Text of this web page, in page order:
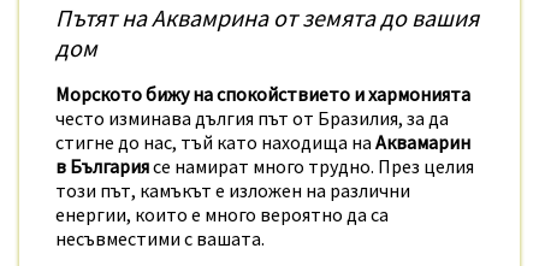
Пътят на Аквамрина от земята до вашия
дом
Морското бижу на спокойствието и хармонията
често изминава дългия път от Бразилия, за да
стигне до нас, тъй като находища на Аквамарин
в Българиясе намират много трудно. През целия
този път, камъкът е изложен на различни
енергии, които е много вероятно да са
несъвместими с вашата.